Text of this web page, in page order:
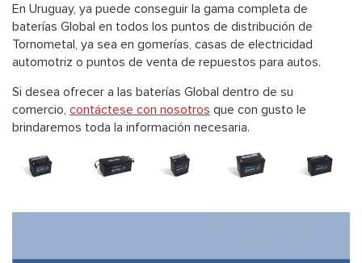
En Uruguay, ya puede conseguir la gama completa de
baterías Global en todos los puntos de distribución de
Tornometal, ya sea en gomerías, casas de electricidad
automotriz o puntos de venta de repuestos para autos.
Si desea ofrecer a las baterías Global dentro de su
comercio, contáctese con nosotros que con gusto le
brindaremos toda la información necesaria.